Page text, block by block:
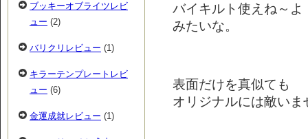
バイキルト使えね～よ
みたいな。
表面だけを真似ても
オリジナルには敵いま
ブッキーオブライツレビ
ュー (2)
バリクリレビュー (1)
キラーテンプレートレビ
ュー (6)
金運成就レビュー (1)